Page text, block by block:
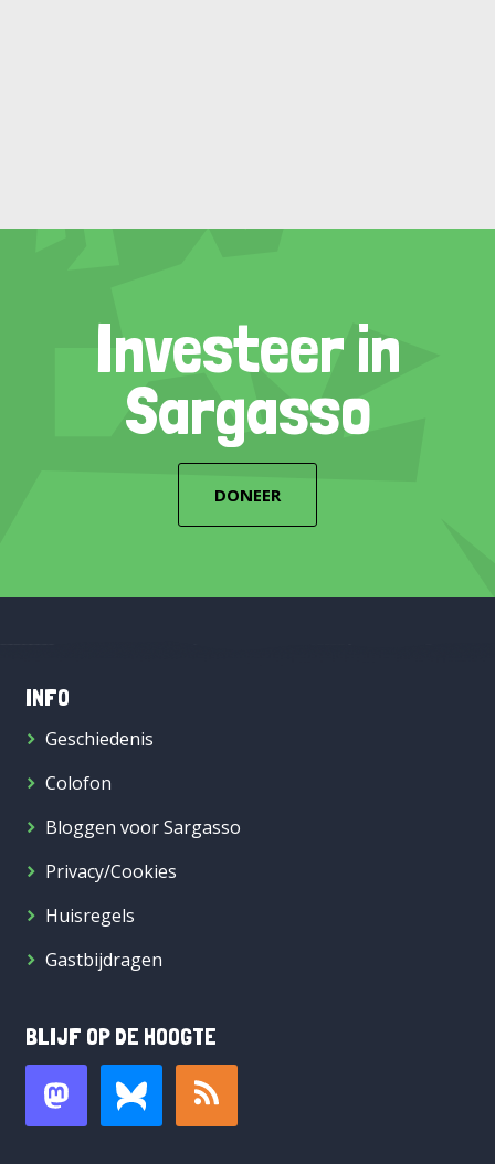
Investeer in
Sargasso
DONEER
INFO
Geschiedenis
Colofon
Bloggen voor Sargasso
Privacy/Cookies
Huisregels
Gastbijdragen
BLIJF OP DE HOOGTE